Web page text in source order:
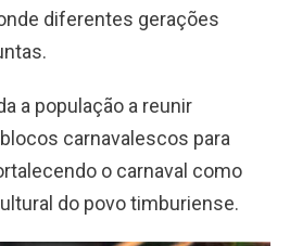
diferentes gerações
a população a reunir
carnavalescos para
o carnaval como
do povo timburiense.